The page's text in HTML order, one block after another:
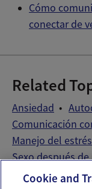
Cómo
conectar de
Related
Ansiedad
Comunicación
Manejo del estrés
Sexo después
Sexo
Cookie and